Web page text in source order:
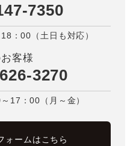
7350
：00（土日も対応）
客様
3270
17：00（月～金）
ォームはこちら